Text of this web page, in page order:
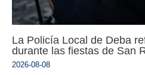
La Policía Local de Deba
durante las fiestas de San
2026-08-08